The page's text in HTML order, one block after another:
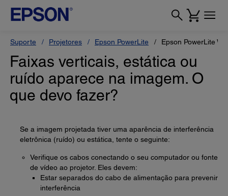
Suporte Projetores Epson PowerLite Epson PowerLite
Faixas verticais, estática ou
ruído aparece na imagem. O
que devo fazer?
Se a imagem projetada tiver uma aparência de interferência
eletrônica (ruído) ou estática, tente o seguinte:
Verifique os cabos conectando o seu computador ou fonte
de vídeo ao projetor. Eles devem:
Estar separados do cabo de alimentação para prevenir
interferência